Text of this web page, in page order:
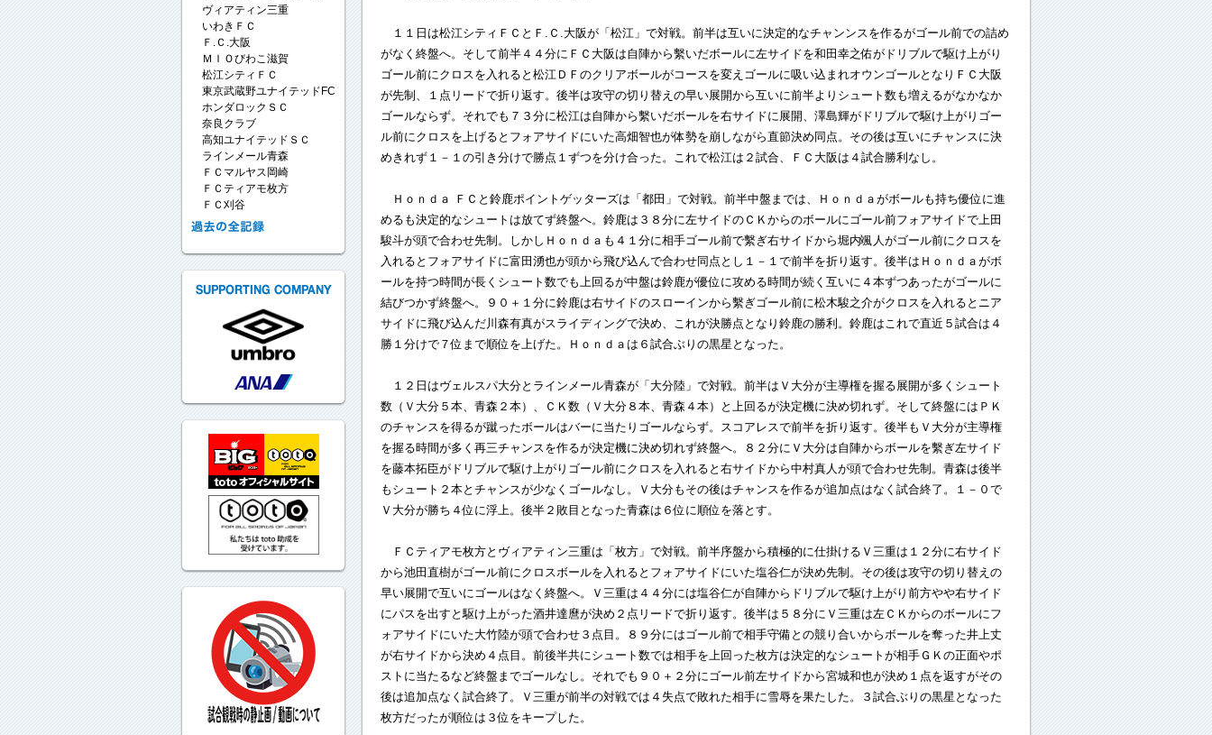
１１日は松江シティＦＣとＦ.Ｃ.大阪が「松江」で対戦。前半は互いに決定的なチャンンスを作るがゴール前での詰め
がなく終盤へ。そして前半４４分にＦＣ大阪は自陣から繫いだボールに左サイドを和田幸之佑がドリブルで駆け上がり
ゴール前にクロスを入れると松江ＤＦのクリアボールがコースを変えゴールに吸い込まれオウンゴールとなりＦＣ大阪
が先制、１点リードで折り返す。後半は攻守の切り替えの早い展開から互いに前半よりシュート数も増えるがなかなか
ゴールならず。それでも７３分に松江は自陣から繫いだボールを右サイドに展開、澤島輝がドリブルで駆け上がりゴー
ル前にクロスを上げるとフォアサイドにいた高畑智也が体勢を崩しながら直節決め同点。その後は互いにチャンスに決
めきれず１－１の引き分けで勝点１ずつを分け合った。これで松江は２試合、ＦＣ大阪は４試合勝利なし。
Ｈｏｎｄａ ＦＣと鈴鹿ポイントゲッターズは「都田」で対戦。前半中盤までは、Ｈｏｎｄａがボールも持ち優位に進
めるも決定的なシュートは放てず終盤へ。鈴鹿は３８分に左サイドのＣＫからのボールにゴール前フォアサイドで上田
駿斗が頭で合わせ先制。しかしＨｏｎｄａも４１分に相手ゴール前で繫ぎ右サイドから堀内颯人がゴール前にクロスを
入れるとフォアサイドに富田湧也が頭から飛び込んで合わせ同点とし１－１で前半を折り返す。後半はＨｏｎｄａがボ
ールを持つ時間が長くシュート数でも上回るが中盤は鈴鹿が優位に攻める時間が続く互いに４本ずつあったがゴールに
結びつかず終盤へ。９０＋１分に鈴鹿は右サイドのスローインから繫ぎゴール前に松木駿之介がクロスを入れるとニア
サイドに飛び込んだ川森有真がスライディングで決め、これが決勝点となり鈴鹿の勝利。鈴鹿はこれで直近５試合は４
勝１分けで７位まで順位を上げた。Ｈｏｎｄａは６試合ぶりの黒星となった。
１２日はヴェルスパ大分とラインメール青森が「大分陸」で対戦。前半はＶ大分が主導権を握る展開が多くシュート
数（Ｖ大分５本、青森２本）、ＣＫ数（Ｖ大分８本、青森４本）と上回るが決定機に決め切れず。そして終盤にはＰＫ
のチャンスを得るが蹴ったボールはバーに当たりゴールならず。スコアレスで前半を折り返す。後半もＶ大分が主導権
を握る時間が多く再三チャンスを作るが決定機に決め切れず終盤へ。８２分にＶ大分は自陣からボールを繫ぎ左サイド
を藤本拓臣がドリブルで駆け上がりゴール前にクロスを入れると右サイドから中村真人が頭で合わせ先制。青森は後半
もシュート２本とチャンスが少なくゴールなし。Ｖ大分もその後はチャンスを作るが追加点はなく試合終了。１－０で
Ｖ大分が勝ち４位に浮上。後半２敗目となった青森は６位に順位を落とす。
ＦＣティアモ枚方とヴィアティン三重は「枚方」で対戦。前半序盤から積極的に仕掛けるＶ三重は１２分に右サイド
から池田直樹がゴール前にクロスボールを入れるとフォアサイドにいた塩谷仁が決め先制。その後は攻守の切り替えの
早い展開で互いにゴールはなく終盤へ。Ｖ三重は４４分には塩谷仁が自陣からドリブルで駆け上がり前方やや右サイド
にパスを出すと駆け上がった酒井達麿が決め２点リードで折り返す。後半は５８分にＶ三重は左ＣＫからのボールにフ
ォアサイドにいた大竹陸が頭で合わせ３点目。８９分にはゴール前で相手守備との競り合いからボールを奪った井上丈
が右サイドから決め４点目。前後半共にシュート数では相手を上回った枚方は決定的なシュートが相手ＧＫの正面やポ
ストに当たるなど終盤までゴールなし。それでも９０＋２分にゴール前左サイドから宮城和也が決め１点を返すがその
後は追加点なく試合終了。Ｖ三重が前半の対戦では４失点で敗れた相手に雪辱を果たした。３試合ぶりの黒星となった
枚方だったが順位は３位をキープした。
ヴィアティン三重
いわきＦＣ
Ｆ.Ｃ.大阪
ＭＩＯびわこ滋賀
松江シティＦＣ
東京武蔵野ユナイテッドFC
ホンダロックＳＣ
奈良クラブ
高知ユナイテッドＳＣ
ラインメール青森
ＦＣマルヤス岡崎
ＦＣティアモ枚方
ＦＣ刈谷